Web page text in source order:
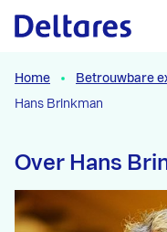
Naar hoofdcontent
Home Betrouwbare
Hans Brinkman
Over Hans